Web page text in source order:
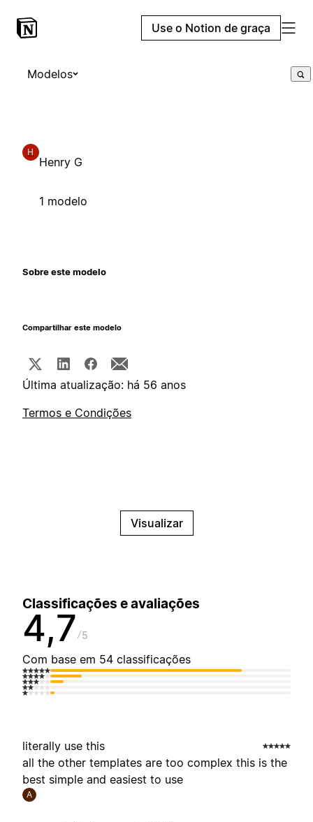
Use o Notion de graça
Modelos
H
Henry G
1 modelo
Sobre este modelo
Compartilhar este modelo
Última atualização: há 56 anos
Termos e Condições
Visualizar
Classificações e avaliações
4,7 5
Com base em 54 classificações
literally use this
all the other templates are too complex this is the
best simple and easiest to use
A